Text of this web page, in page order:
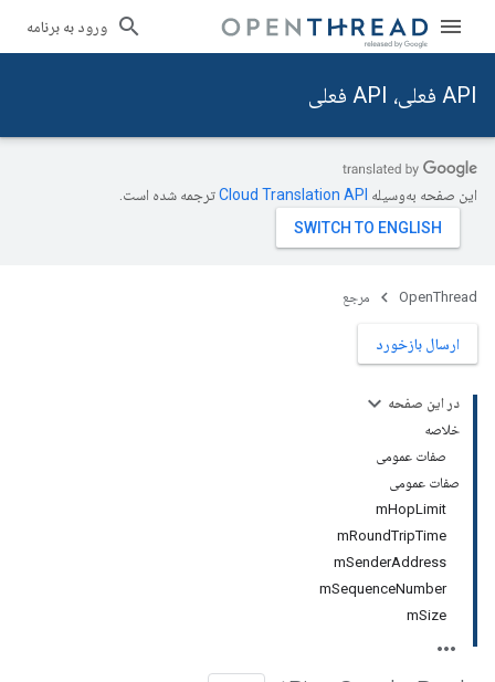
ورود به برنامه
API فعلی، API فعلی
این صفحه به‌وسیله ترجمه شده است.
OpenThread مرجع
ارسال بازخورد
در این صفحه
خلاصه
صفات عمومی
صفات عمومی
mHopLimit
mRoundTripTime
mSenderAddress
mSequenceNumber
mSize